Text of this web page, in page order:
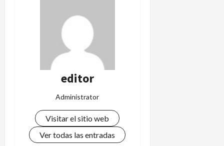
editor
Administrator
Visitar el sitio web
Ver todas las entradas